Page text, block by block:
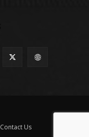
Contact Us